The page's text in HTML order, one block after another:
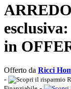
in
Offerto da Ricci
-